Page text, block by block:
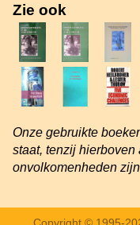
Zie ook
Onze gebruikte
staat, tenzij
onvolkomenheden